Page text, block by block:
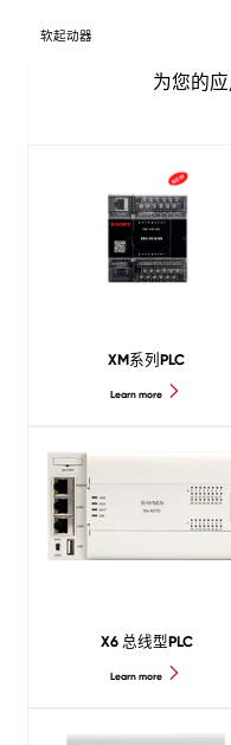
软起动器
为您的
XM系列PLC
Learn more
X6 总线型PLC
Learn more